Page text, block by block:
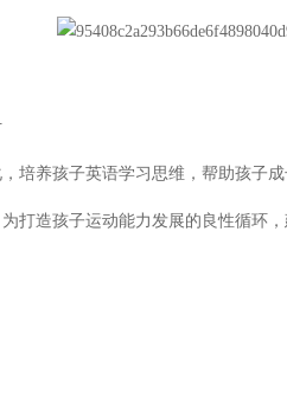
养孩子英语学习思维，帮助孩子成
造孩子运动能力发展的良性循环